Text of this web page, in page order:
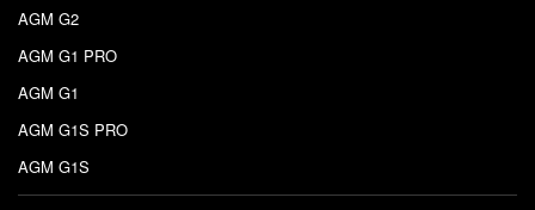
AGM G2
AGM G1 PRO
AGM G1
AGM G1S PRO
AGM G1S